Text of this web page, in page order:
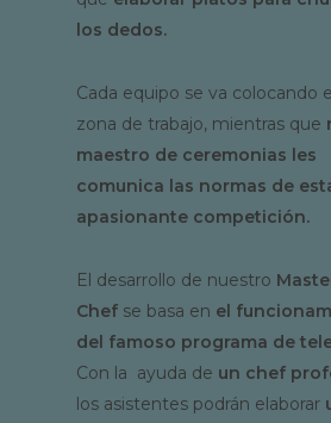
los dedos.
Cada equipo se va colocando
zona de trabajo, mientras que
maestro de ceremonias les
comunica las normas de
apasionante competición.
El desarrollo de nuestro
Chef se basa en el
del famoso programa de
Con la ayuda de un chef
los asistentes podrán elaborar